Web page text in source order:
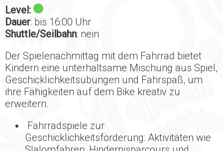
Level:
Dauer: bis 16:00 Uhr
Shuttle/Seilbahn: nein
Der Spielenachmittag mit dem Fahrrad bietet
Kindern eine unterhaltsame Mischung aus Spiel,
Geschicklichkeitsübungen und Fahrspaß, um
ihre Fähigkeiten auf dem Bike kreativ zu
erweitern.
Fahrradspiele zur
Geschicklichkeitsförderung: Aktivitäten wie